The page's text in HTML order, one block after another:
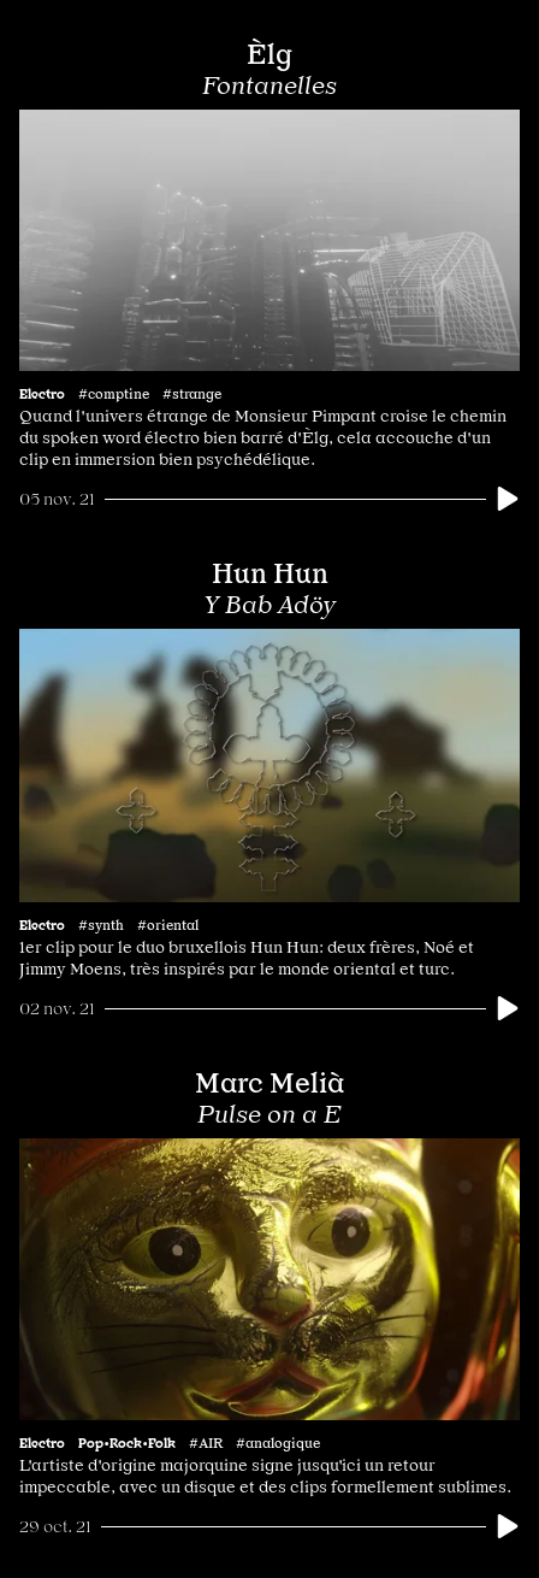
Èlg
Fontanelles
Electro #comptine #strange
Quand l'univers étrange de Monsieur Pimpant croise le chemin
du spoken word électro bien barré d'Èlg, cela accouche d'un
clip en immersion bien psychédélique.
05 nov. 21
Hun Hun
Y Bab Adöy
Electro #synth #oriental
1er clip pour le duo bruxellois Hun Hun: deux frères, Noé et
Jimmy Moens, très inspirés par le monde oriental et turc.
02 nov. 21
Marc Melià
Pulse on a E
Electro Pop•Rock•Folk #AIR #analogique
L'artiste d'origine majorquine signe jusqu'ici un retour
impeccable, avec un disque et des clips formellement sublimes.
29 oct. 21